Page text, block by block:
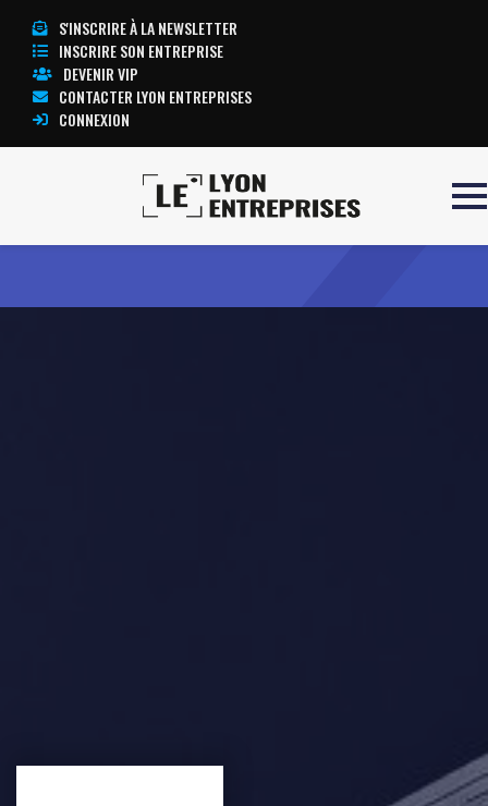
S'INSCRIRE À LA NEWSLETTER
INSCRIRE SON ENTREPRISE
DEVENIR VIP
CONTACTER LYON ENTREPRISES
CONNEXION